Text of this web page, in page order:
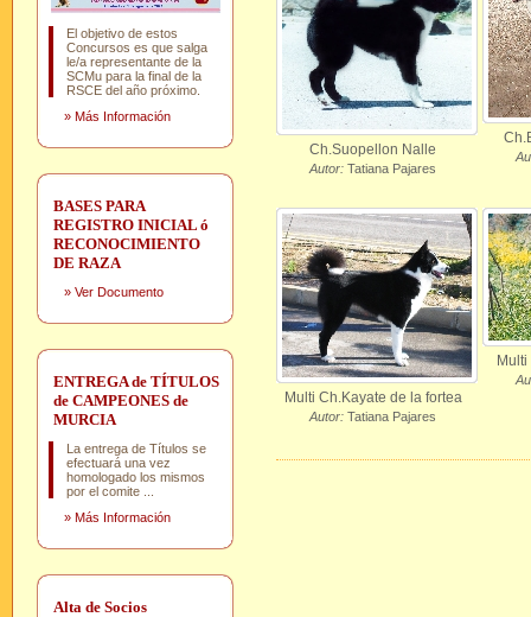
El objetivo de estos
Concursos es que salga
le/a representante de la
SCMu para la final de la
RSCE del año próximo.
» Más Información
BASES PARA
REGISTRO INICIAL ó
RECONOCIMIENTO
DE RAZA
» Ver Documento
ENTREGA de TÍTULOS
de CAMPEONES de
MURCIA
La entrega de Títulos se
efectuará una vez
homologado los mismos
por el comite ...
» Más Información
Alta de Socios
Ch.Suopellon Nalle
Autor: Tatiana Pajares
Multi Ch.Kayate de la fortea
Autor: Tatiana Pajares